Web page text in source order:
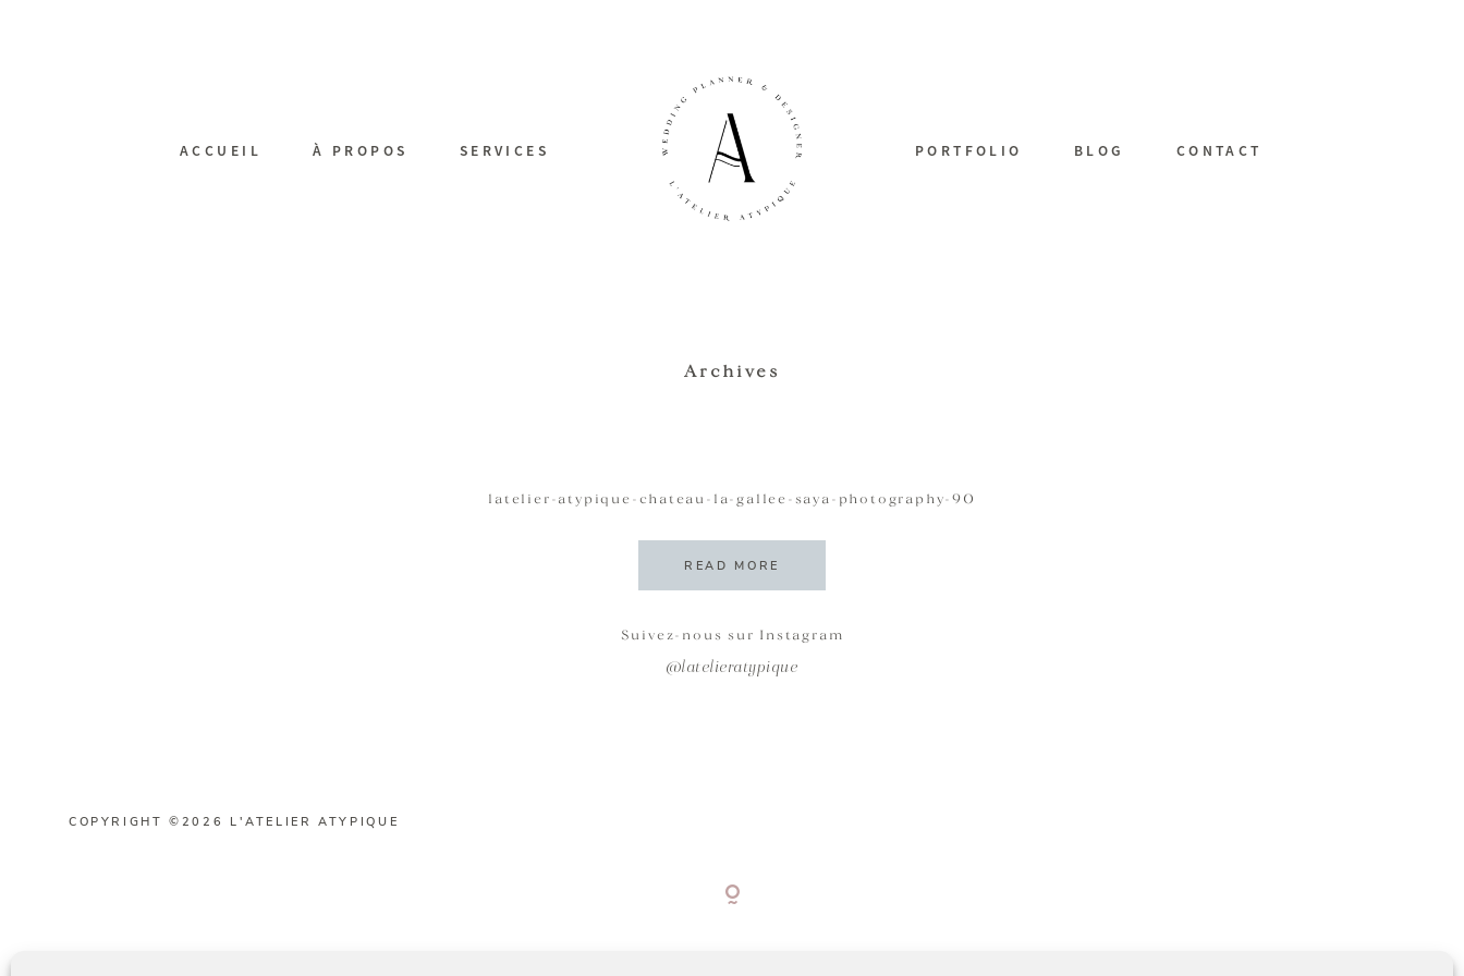
ACCUEIL À PROPOS SERVICES PORTFOLIO BLOG CONTACT
Archives
latelier-atypique-chateau-la-gallee-saya-photography-90
READ MORE
Suivez-nous sur Instagram
@latelieratypique
COPYRIGHT ©2026 L'ATELIER ATYPIQUE